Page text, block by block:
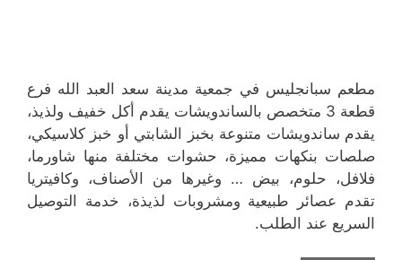
مطعم سبانجليس في جمعية مدينة سعد العبد الله فرع
قطعة 3 متخصص بالساندويشات يقدم أكل خفيف ولذيذ،
يقدم ساندويشات متنوعة بخبز الشابتي أو خبز كلاسيكي،
صلصات بنكهات مميزة، حشوات مختلفة منها شاورما،
فلافل، حلوم، بيض … وغيرها من الأصناف، وكافيتريا
تقدم عصائر طبيعية ومشروبات لذيذة، خدمة التوصيل
السريع عند الطلب.